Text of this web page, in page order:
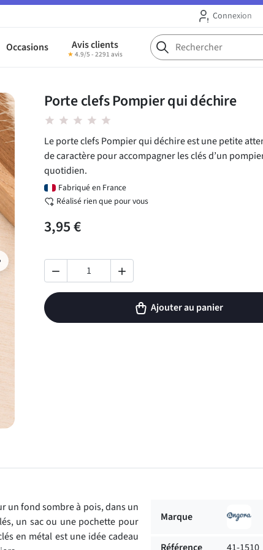
Connexion
Occasions Avis clients
★ 4.9/5 - 2291 avis
Porte clefs Pompier qui déchire
star star star star star
Le porte clefs Pompier qui déchire est une petite
de caractère pour accompagner les clés d’un
quotidien.
Fabriqué en France
Réalisé rien que pour vous
3,95 €
 
Ajouter au panier
un fond sombre à pois, dans un
un sac ou une pochette pour
en métal est une idée cadeau
Marque